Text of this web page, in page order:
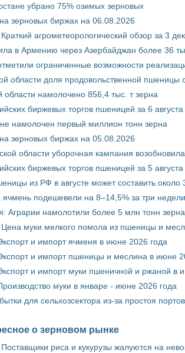
убрано 75% озимых зерновых
зерновых биржах на 06.08.2026
Краткий агрометеорологический обзор за 3
в Армению через Азербайджан более 36
ограниченные возможности
области доля продовольственной
области намолочено 856,4 тыс. т зерна
биржевых торгов пшеницей за 6
намолочен первый миллион тонн зерна
зерновых биржах на 05.08.2026
области уборочная кампания
биржевых торгов пшеницей за 5
из РФ в августе может составить
подешевели на 8–14,5% за три недели
Аграрии намолотили более 5 млн тонн зерна
Цена муки мелкого помола из пшеницы и
и импорт ячменя в июне 2026 года
и импорт пшеницы и меслина в июне
и импорт муки пшеничной и ржаной в
муки в январе - июне 2026 года
для сельхозсектора из-за простоя
о зерновом рынке
Поставщики риса и кукурузы жалуются на